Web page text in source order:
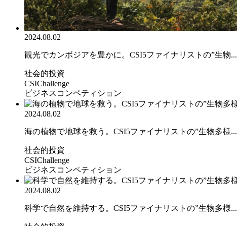
2024.08.02
観光でカンボジアを豊かに。CSI5ファイナリストの”生物...
社会的投資
CSIChallenge
ビジネスコンペティション
2024.08.02
海の植物で地球を救う。CSI5ファイナリストの”生物多様...
社会的投資
CSIChallenge
ビジネスコンペティション
2024.08.02
科学で自然を維持する。CSI5ファイナリストの”生物多様...